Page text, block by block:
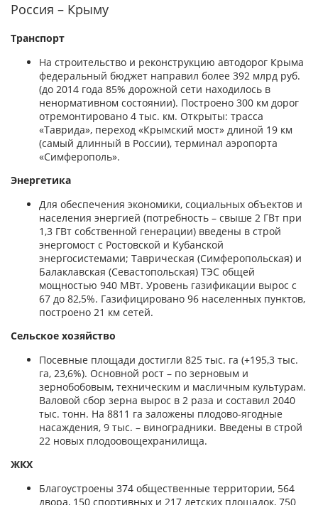
Россия – Крыму
Транспорт
На строительство и реконструкцию автодорог Крыма
федеральный бюджет направил более 392 млрд руб.
(до 2014 года 85% дорожной сети находилось в
ненормативном состоянии). Построено 300 км дорог
отремонтировано 4 тыс. км. Открыты: трасса
«Таврида», переход «Крымский мост» длиной 19 км
(самый длинный в России), терминал аэропорта
«Симферополь».
Энергетика
Для обеспечения экономики, социальных объектов и
населения энергией (потребность – свыше 2 ГВт при
1,3 ГВт собственной генерации) введены в строй
энергомост с Ростовской и Кубанской
энергосистемами; Таврическая (Симферопольская) и
Балаклавская (Севастопольская) ТЭС общей
мощностью 940 МВт. Уровень газификации вырос с
67 до 82,5%. Газифицировано 96 населенных пунктов,
построено 21 км сетей.
Сельское хозяйство
Посевные площади достигли 825 тыс. га (+195,3 тыс.
га, 23,6%). Основной рост – по зерновым и
зернобобовым, техническим и масличным культурам.
Валовой сбор зерна вырос в 2 раза и составил 2040
тыс. тонн. На 8811 га заложены плодово-ягодные
насаждения, 9 тыс. – виноградники. Введены в строй
22 новых плодоовощехранилища.
ЖКХ
Благоустроены 374 общественные территории, 564
двора, 150 спортивных и 217 детских площадок, 750